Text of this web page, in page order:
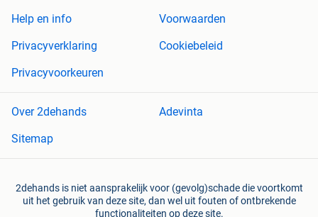
Help en info
Voorwaarden
Privacyverklaring
Cookiebeleid
Privacyvoorkeuren
Over 2dehands
Adevinta
Sitemap
2dehands is niet aansprakelijk voor (gevolg)schade die voortkomt
uit het gebruik van deze site, dan wel uit fouten of ontbrekende
functionaliteiten op deze site.